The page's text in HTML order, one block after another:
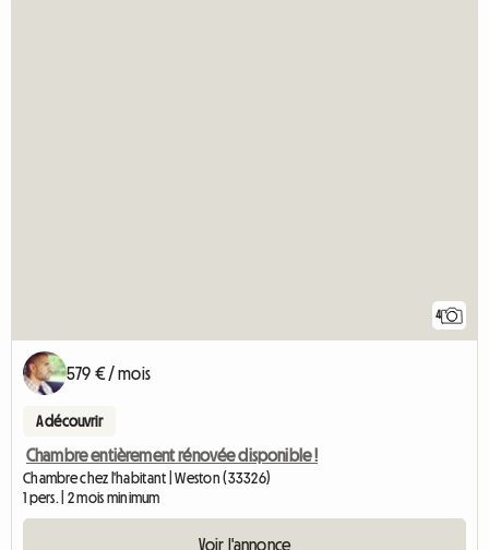
4
579 € / mois
A découvrir
Chambre entièrement rénovée disponible !
Chambre chez l'habitant | Weston (33326)
1 pers. | 2 mois minimum
Voir l'annonce